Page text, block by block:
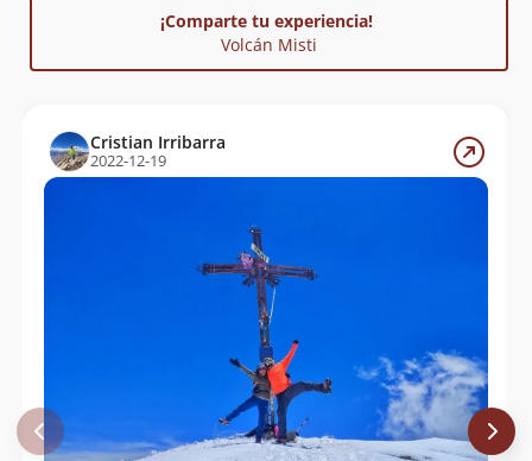
¡Comparte tu experiencia!
Volcán Misti
Cristian Irribarra
2022-12-19